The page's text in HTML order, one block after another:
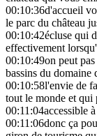
00:10:36d'accueil
le parc du château
00:10:42écluse qui
effectivement
00:10:49on peut
bassins du domaine
00:10:58l'envie de
tout le monde et qui
00:11:04accessible
00:11:06donc ça